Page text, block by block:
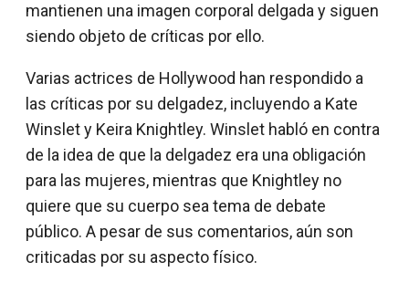
mantienen una imagen corporal delgada y siguen
siendo objeto de críticas por ello.
Varias actrices de Hollywood han respondido a
las críticas por su delgadez, incluyendo a Kate
Winslet y Keira Knightley. Winslet habló en contra
de la idea de que la delgadez era una obligación
para las mujeres, mientras que Knightley no
quiere que su cuerpo sea tema de debate
público. A pesar de sus comentarios, aún son
criticadas por su aspecto físico.